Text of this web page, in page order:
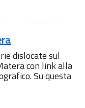
dislocate sul
con link alla
Su questa